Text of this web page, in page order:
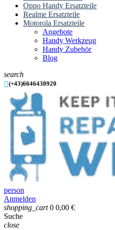
Oppo Handy Ersatzteile
Realme Ersatzteile
Motorola Ersatzteile
Angebote
Handy Werkzeug
Handy Zubehör
Blog
search
(+43)6646430920
person
Anmelden
shopping_cart 0 0,00 €
Suche
close